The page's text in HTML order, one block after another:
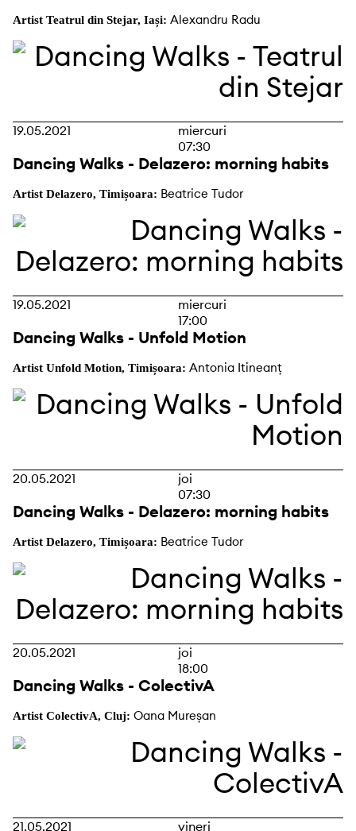
Artist Teatrul din Stejar, Iași: Alexandru Radu
19.05.2021
miercuri
07:30
Dancing Walks - Delazero: morning habits
Artist Delazero, Timișoara: Beatrice Tudor
19.05.2021
miercuri
17:00
Dancing Walks - Unfold Motion
Artist Unfold Motion, Timișoara: Antonia Itineanț
20.05.2021
joi
07:30
Dancing Walks - Delazero: morning habits
Artist Delazero, Timișoara: Beatrice Tudor
20.05.2021
joi
18:00
Dancing Walks - ColectivA
Artist ColectivA, Cluj: Oana Mureșan
21.05.2021 vineri